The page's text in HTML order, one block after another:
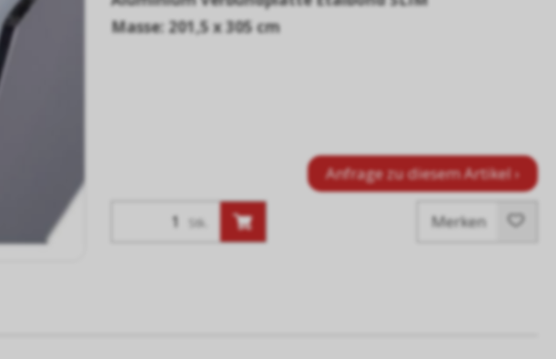
Masse: 201,5 x 305 cm
Anfrage zu diesem Artikel ›
Stk. Merken